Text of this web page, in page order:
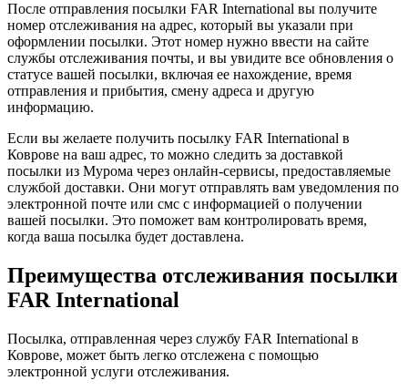
После отправления посылки FAR International вы получите
номер отслеживания на адрес, который вы указали при
оформлении посылки. Этот номер нужно ввести на сайте
службы отслеживания почты, и вы увидите все обновления о
статусе вашей посылки, включая ее нахождение, время
отправления и прибытия, смену адреса и другую
информацию.
Если вы желаете получить посылку FAR International в
Коврове на ваш адрес, то можно следить за доставкой
посылки из Мурома через онлайн-сервисы, предоставляемые
службой доставки. Они могут отправлять вам уведомления по
электронной почте или смс с информацией о получении
вашей посылки. Это поможет вам контролировать время,
когда ваша посылка будет доставлена.
Преимущества отслеживания посылки
FAR International
Посылка, отправленная через службу FAR International в
Коврове, может быть легко отслежена с помощью
электронной услуги отслеживания.